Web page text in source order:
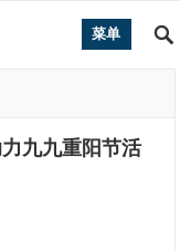
菜单
九九重阳节活